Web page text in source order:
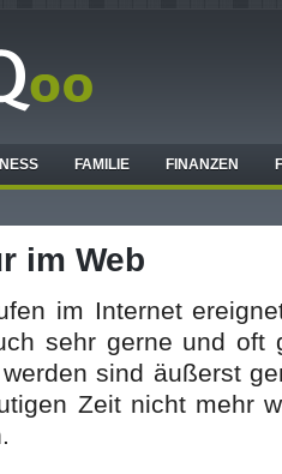
FAMILIE FINANZEN
im Web
im Internet
sehr gerne und oft
sind äußerst
Zeit nicht mehr